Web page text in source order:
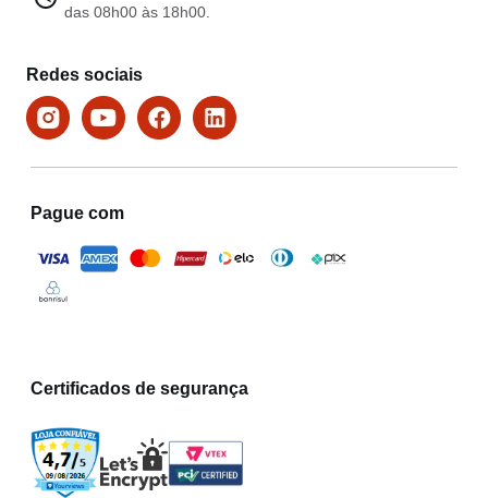
das 08h00 às 18h00.
Redes sociais
Pague com
Certificados de segurança